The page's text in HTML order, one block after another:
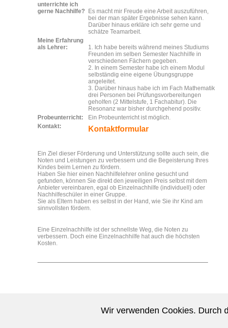
Wir verwenden Cookies. Durch
unterrichte ich
gerne Nachhilfe?
Es macht mir Freude eine Arbeit auszuführen,
bei der man später Ergebnisse sehen kann.
Darüber hinaus erkläre ich sehr gerne und
schätze Teamarbeit.
Meine Erfahrung
als Lehrer:
1. Ich habe bereits während meines Studiums
Freunden im selben Semester Nachhilfe in
verschiedenen Fächern gegeben.
2. In einem Semester habe ich einem Modul
selbständig eine eigene Übungsgruppe
angeleitet.
3. Darüber hinaus habe ich im Fach Mathematik
drei Personen bei Prüfungsvorbereitungen
geholfen (2 Mittelstufe, 1 Fachabitur). Die
Resonanz war bisher durchgehend positiv.
Probeunterricht:
Ein Probeunterricht ist möglich.
Kontakt:
Kontaktformular
Ein Ziel dieser Förderung und Unterstützung sollte auch sein, die
Noten und Leistungen zu verbessern und die Begeisterung Ihres
Kindes beim Lernen zu fördern.
Haben Sie hier einen Nachhilfelehrer online gesucht und
gefunden, können Sie direkt den jeweiligen Preis selbst mit dem
Anbieter vereinbaren, egal ob Einzelnachhilfe (individuell) oder
Nachhilfeschüler in einer Gruppe.
Sie als Eltern haben es selbst in der Hand, wie Sie ihr Kind am
sinnvollsten fördern.
Eine Einzelnachhilfe ist der schnellste Weg, die Noten zu
verbessern. Doch eine Einzelnachhilfe hat auch die höchsten
Kosten.